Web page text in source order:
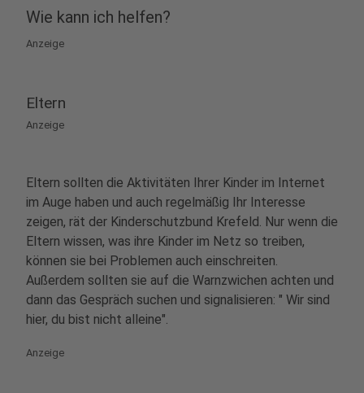
Wie kann ich helfen?
Anzeige
Eltern
Anzeige
Eltern sollten die Aktivitäten Ihrer Kinder im Internet
im Auge haben und auch regelmäßig Ihr Interesse
zeigen, rät der Kinderschutzbund Krefeld. Nur wenn die
Eltern wissen, was ihre Kinder im Netz so treiben,
können sie bei Problemen auch einschreiten.
Außerdem sollten sie auf die Warnzwichen achten und
dann das Gespräch suchen und signalisieren: " Wir sind
hier, du bist nicht alleine".
Anzeige